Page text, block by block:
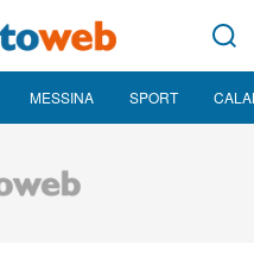
MESSINA SPORT